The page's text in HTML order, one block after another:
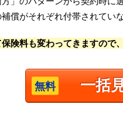
償がそれぞれ付帯されてい
険料も変わってきますので
一括